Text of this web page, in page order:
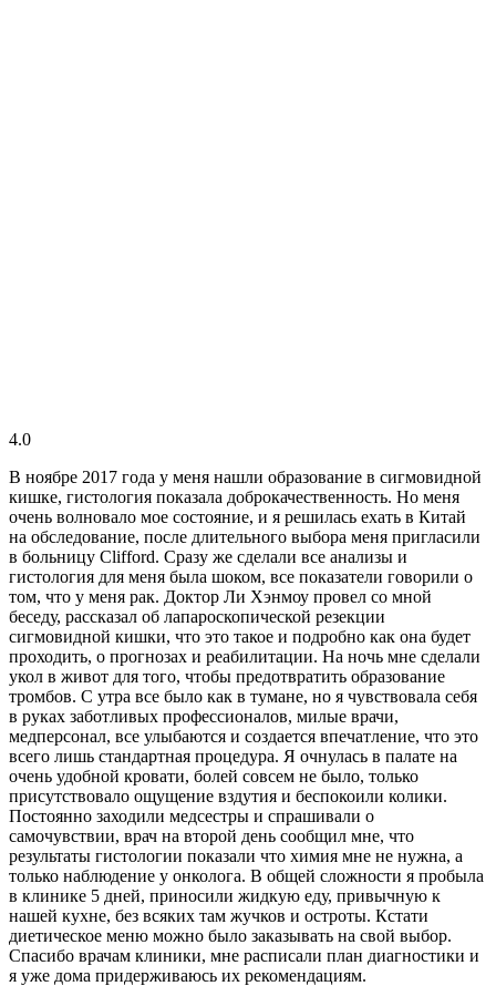
4.0
В ноябре 2017 года у меня нашли образование в сигмовидной
кишке, гистология показала доброкачественность. Но меня
очень волновало мое состояние, и я решилась ехать в Китай
на обследование, после длительного выбора меня пригласили
в больницу Clifford. Сразу же сделали все анализы и
гистология для меня была шоком, все показатели говорили о
том, что у меня рак. Доктор Ли Хэнмоу провел со мной
беседу, рассказал об лапароскопической резекции
сигмовидной кишки, что это такое и подробно как она будет
проходить, о прогнозах и реабилитации. На ночь мне сделали
укол в живот для того, чтобы предотвратить образование
тромбов. С утра все было как в тумане, но я чувствовала себя
в руках заботливых профессионалов, милые врачи,
медперсонал, все улыбаются и создается впечатление, что это
всего лишь стандартная процедура. Я очнулась в палате на
очень удобной кровати, болей совсем не было, только
присутствовало ощущение вздутия и беспокоили колики.
Постоянно заходили медсестры и спрашивали о
самочувствии, врач на второй день сообщил мне, что
результаты гистологии показали что химия мне не нужна, а
только наблюдение у онколога. В общей сложности я пробыла
в клинике 5 дней, приносили жидкую еду, привычную к
нашей кухне, без всяких там жучков и остроты. Кстати
диетическое меню можно было заказывать на свой выбор.
Спасибо врачам клиники, мне расписали план диагностики и
я уже дома придерживаюсь их рекомендациям.